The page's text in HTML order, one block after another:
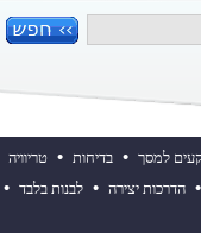
למסך • בדיחות • טריוויה
• הדרכות יצירה • לבנות בלבד •